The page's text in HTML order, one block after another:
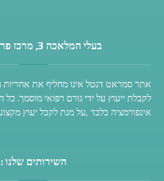
בעלי המלאכה 3, מרכז פריז נתיבות
אתר סמראט דנטל אינו מחליף את
לקבלת ייעוץ על ידי גורם רפואי מוסמך.
אינפורמציה בלבד ,על מנת לקבל יעוץ
השירותים שלנו :